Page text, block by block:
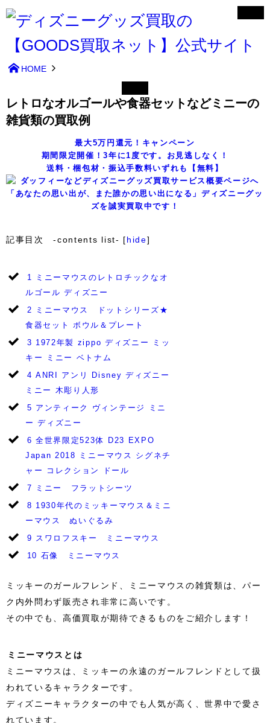
HOME
レトロなオルゴールや食器セットなどミニーの
雑貨類の買取例
最大5万円還元！キャンペーン
期間限定開催！3年に1度です。お見逃しなく！
送料・梱包材・振込手数料いずれも【無料】
「あなたの思い出が、また誰かの思い出になる」ディズニーグッ
ズを誠実買取中です！
記事目次 -contents list- [hide]
1 ミニーマウスのレトロチックなオ
ルゴール ディズニー
2 ミニーマウス ドットシリーズ★
食器セット ボウル＆プレート
3 1972年製 zippo ディズニー ミッ
キー ミニー ベトナム
4 ANRI アンリ Disney ディズニー
ミニー 木彫り人形
5 アンティーク ヴィンテージ ミニ
ー ディズニー
6 全世界限定523体 D23 EXPO
Japan 2018 ミニーマウス シグネチ
ャー コレクション ドール
7 ミニー フラットシーツ
8 1930年代のミッキーマウス＆ミニ
ーマウス ぬいぐるみ
9 スワロフスキー ミニーマウス
10 石像 ミニーマウス
ミッキーのガールフレンド、ミニーマウスの雑貨類は、パー
ク内外問わず販売され非常に高いです。
その中でも、高価買取が期待できるものをご紹介します！
ミニーマウスとは
ミニーマウスは、ミッキーの永遠のガールフレンドとして扱
われているキャラクターです。
ディズニーキャラクターの中でも人気が高く、世界中で愛さ
れています。